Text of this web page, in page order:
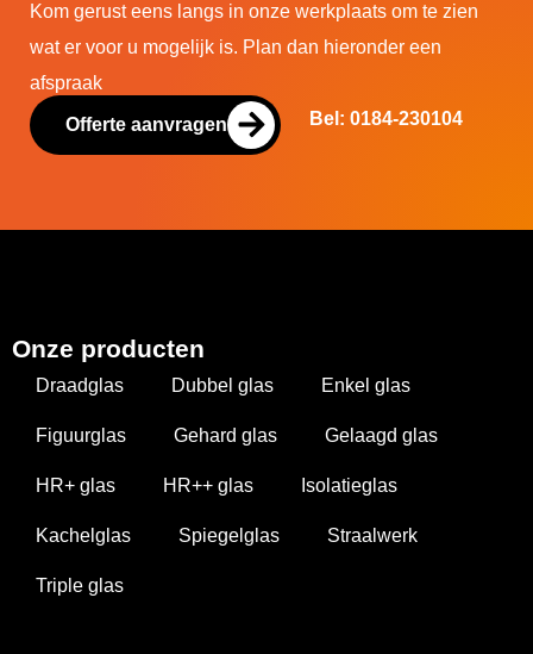
Kom gerust eens langs in onze werkplaats om te zien
wat er voor u mogelijk is. Plan dan hieronder een
afspraak
Offerte aanvragen Bel: 0184-230104
Onze producten
Draadglas Dubbel glas Enkel glas
Figuurglas Gehard glas Gelaagd glas
HR+ glas HR++ glas Isolatieglas
Kachelglas Spiegelglas Straalwerk
Triple glas